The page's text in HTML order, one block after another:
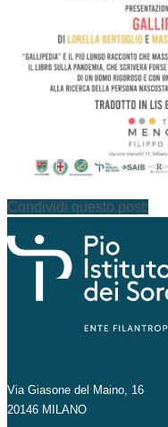
Condividi questo post:
Via Giasone del Maino, 16
20146 MILANO